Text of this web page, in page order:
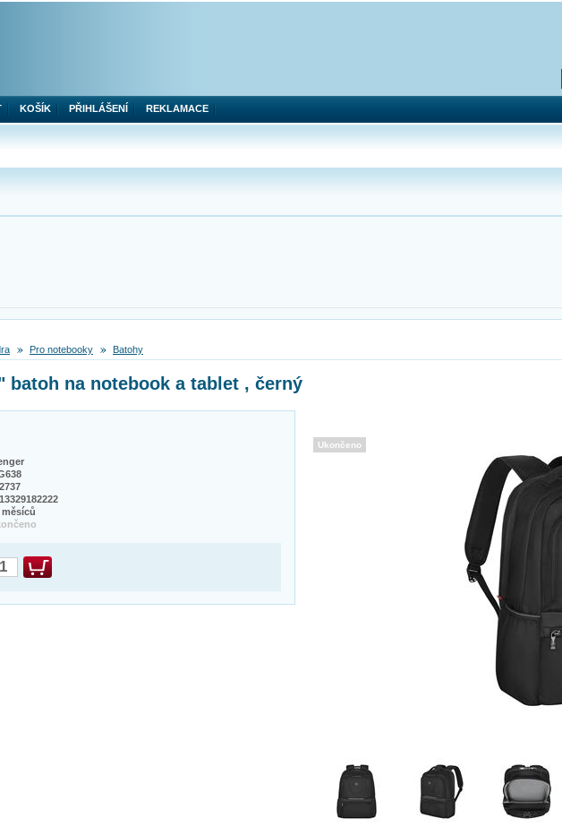
Pro notebooky Batohy
batoh na notebook a tablet , černý
Ukončeno
měsíců
KOŠÍK PŘIHLÁŠENÍ REKLAMACE